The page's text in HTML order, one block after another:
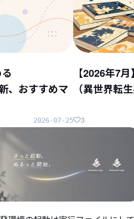
、おすすめマ
2026-07-25
【2026年7
（異世界転
3